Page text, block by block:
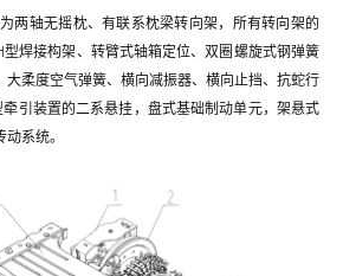
两轴无摇枕、有联系枕梁转向架，所有转向架的
焊接构架、转臂式轴箱定位、双圈螺旋式钢弹簧
大柔度空气弹簧、横向减振器、横向止挡、抗蛇行
引装置的二系悬挂，盘式基础制动单元，架悬式
系统。